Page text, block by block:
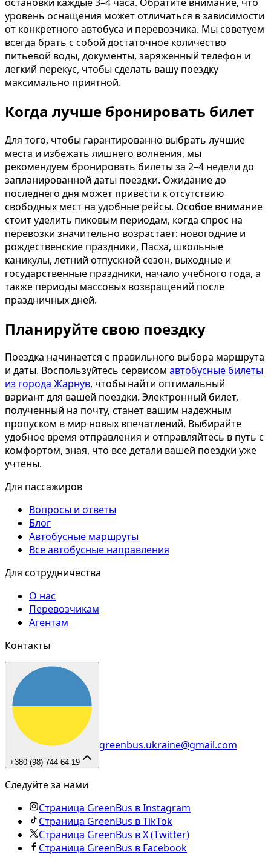
уровень оснащения может отличаться в зависимости
от конкретного автобуса и перевозчика. Мы советуем
всегда брать с собой достаточное количество
питьевой воды, документы, заряженный телефон и
легкий перекус, чтобы сделать вашу поездку
максимально приятной.
Когда лучше бронировать билет
Для того, чтобы гарантированно выбрать лучшие
места и избежать лишнего волнения, мы
рекомендуем бронировать билеты за 2–4 недели до
запланированной даты поездки. Ожидание до
последнего дня может привести к отсутствию
свободных мест на удобные рейсы. Особое внимание
стоит уделить пиковым периодам, когда спрос на
перевозки значительно возрастает: новогодние и
рождественские праздники, Пасха, школьные
каникулы, летний отпускной сезон, выходные и
государственные праздники, начало учебного года, а
также периоды массовых возвращений после
праздничных дней.
Планируйте свою поездку
Поездка начинается с правильного выбора маршрута
и даты. Воспользуйтесь сервисом автобусные билеты
из города Жарнув, чтобы найти оптимальный
вариант для вашей поездки. Электронный билет,
полученный на почту, станет вашим надежным
пропуском в мир новых впечатлений. Выбирайте
удобное время отправления и отправляйтесь в путь с
комфортом, зная, что все детали вашей поездки уже
учтены.
Для пассажиров
Вопросы и ответы
Блог
Автобусные маршруты
Все автобусные направления
Для сотрудничества
О нас
Перевозчикам
Агентам
Контакты
+380 (98) 744 64 19
greenbus.ukraine@gmail.com
Следуйте за нами
Страница GreenBus в Instagram
Страница GreenBus в TikTok
Страница GreenBus в X (Twitter)
Страница GreenBus в Facebook